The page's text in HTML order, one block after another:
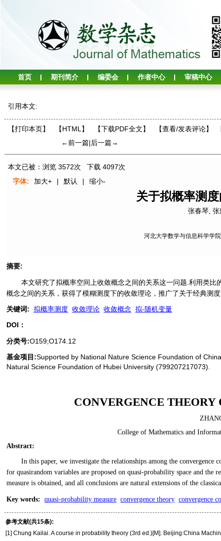
首页 期刊简介 编委会 作者中心 审稿中心
引用本文:
【打印本页】 【HTML】 【下载PDF全文】 【查看/发表评论】
←前一篇|后一篇→
本文已被：浏览 3572次 下载 4097次
字体:
加大+ | 默认 | 缩小-
关于拟概率测
张春琴 张
河北大学数学与信息科学学
摘要:
本文研究了拟概率空间上收敛概念之间的关系这一问题.利用类
概念之间的关系，获得了模糊测度下的收敛理论，推广了关于经典测
关键词: 拟概率测度 收敛理论 收敛概念 拟-随机变量
DOI：
分类号:O159;O174.12
基金项目:Supported by National Nature Science Foundation of
Natural Science Foundation of Hubei University (799207217073).
CONVERGENCE
College of Mathematics and
Abstract:
In this paper, we investigate the relationships among the convergence
for quasirandom variables are proposed on quasi-probability space and the
measure is obtained, and all conclusions are natural extensions of the
Key words: quasi-probability measure convergence theory convergence
参考文献(共15条):
[1] Chung Kailai. A course in probability theory (3rd ed.)[M]. Beijing:China